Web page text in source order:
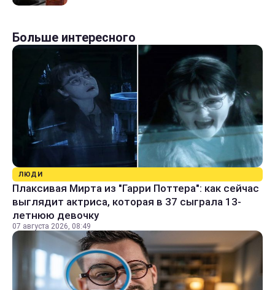
Больше интересного
ЛЮДИ
Плаксивая Мирта из "Гарри Поттера": как сейчас
выглядит актриса, которая в 37 сыграла 13-
летнюю девочку
07 августа 2026, 08:49